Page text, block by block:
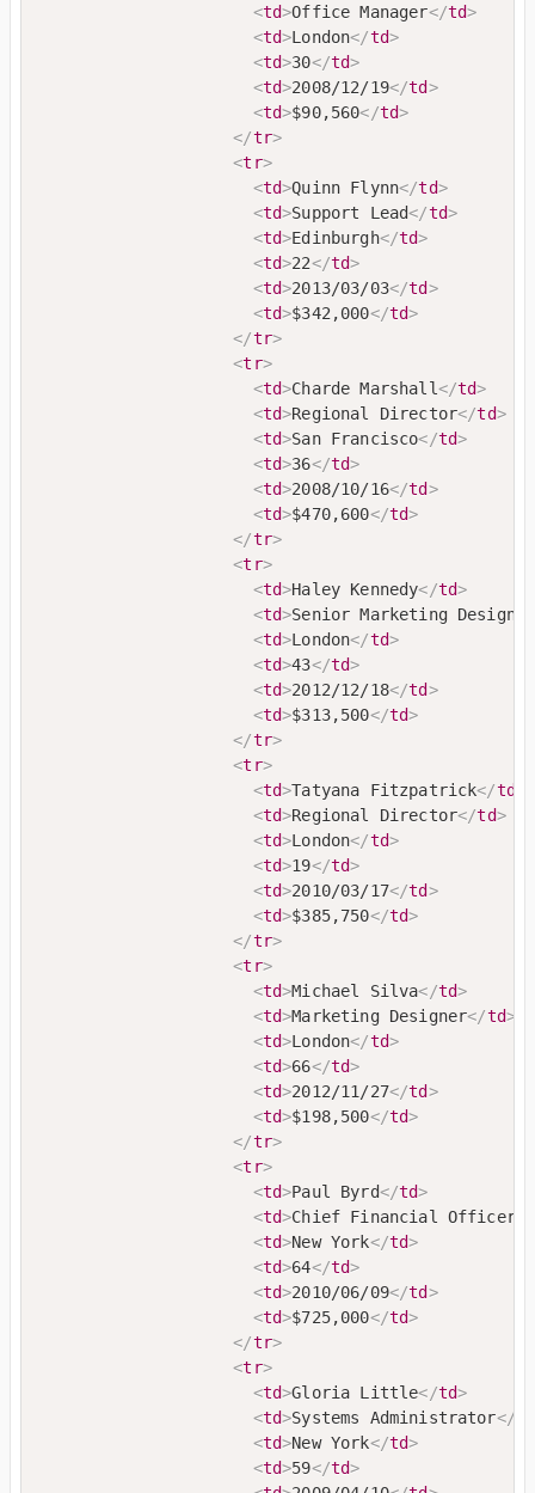
<td>Office Manager</td>
<td>London</td>
<td>30</td>
<td>2008/12/19</td>
<td>$90,560</td>
</tr>
<tr>
<td>Quinn Flynn</td>
<td>Support Lead</td>
<td>Edinburgh</td>
<td>22</td>
<td>2013/03/03</td>
<td>$342,000</td>
</tr>
<tr>
<td>Charde Marshall</td>
<td>Regional Director</td>
<td>San Francisco</td>
<td>36</td>
<td>2008/10/16</td>
<td>$470,600</td>
</tr>
<tr>
<td>Haley Kennedy</td>
<td>Senior Marketing Designer
<td>London</td>
<td>43</td>
<td>2012/12/18</td>
<td>$313,500</td>
</tr>
<tr>
<td>Tatyana Fitzpatrick</td
<td>Regional Director</td>
<td>London</td>
<td>19</td>
<td>2010/03/17</td>
<td>$385,750</td>
</tr>
<tr>
<td>Michael Silva</td>
<td>Marketing Designer</td>
<td>London</td>
<td>66</td>
<td>2012/11/27</td>
<td>$198,500</td>
</tr>
<tr>
<td>Paul Byrd</td>
<td>Chief Financial Officer
<td>New York</td>
<td>64</td>
<td>2010/06/09</td>
<td>$725,000</td>
</tr>
<tr>
<td>Gloria Little</td>
<td>Systems Administrator</
<td>New York</td>
<td>59</td>